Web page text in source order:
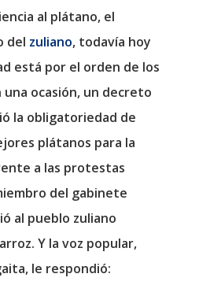
al plátano, el
del zuliano, todavía hoy
está por el orden de los
una ocasión, un decreto
la obligatoriedad de
plátanos para la
a las protestas
del gabinete
al pueblo zuliano
Y la voz popular,
le respondió: